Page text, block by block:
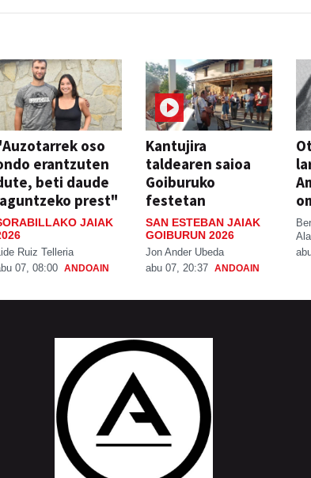
oso
erantzuten
beti daude
prest"
JAIAK
Ruiz Telleria
07, 08:00 ANDOAIN
Kantujira
taldearen saioa
Goiburuko
festetan
SAN ESTEBAN JAIAK
GOIBURUN 2026
Jon Ander Ubeda
abu 07, 20:37 ANDOAIN